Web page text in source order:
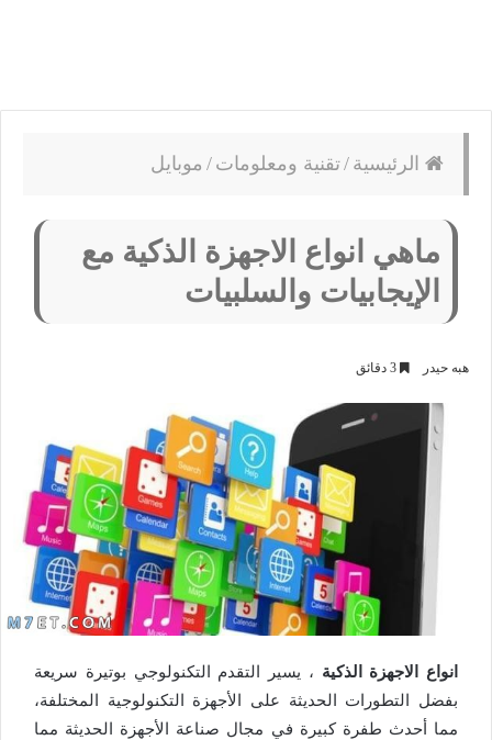
الرئيسية /تقنية ومعلومات / موبايل
ماهي انواع الاجهزة الذكية مع
الإيجابيات والسلبيات
هبه حيدر
انواع الاجهزة الذكية ، يسير التقدم التكنولوجي بوتيرة سريعة
بفضل التطورات الحديثة على الأجهزة التكنولوجية المختلفة،
مما أحدث طفرة كبيرة في مجال صناعة الأجهزة الحديثة مما